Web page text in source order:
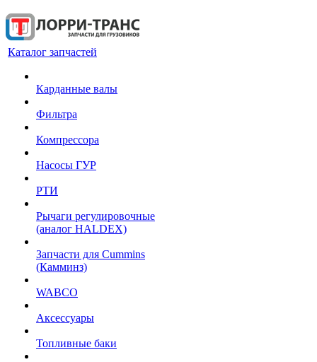
Каталог запчастей
Карданные валы
Фильтра
Компрессора
Насосы ГУР
РТИ
Рычаги регулировочные
(аналог HALDEX)
Запчасти для Cummins
(Камминз)
WABCO
Аксессуары
Топливные баки